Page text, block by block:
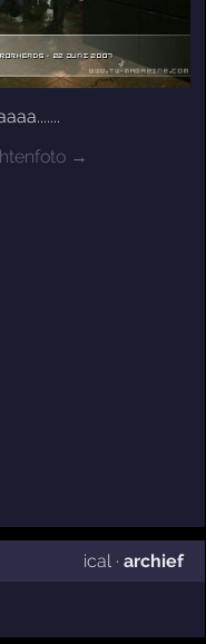
→
ical · archief